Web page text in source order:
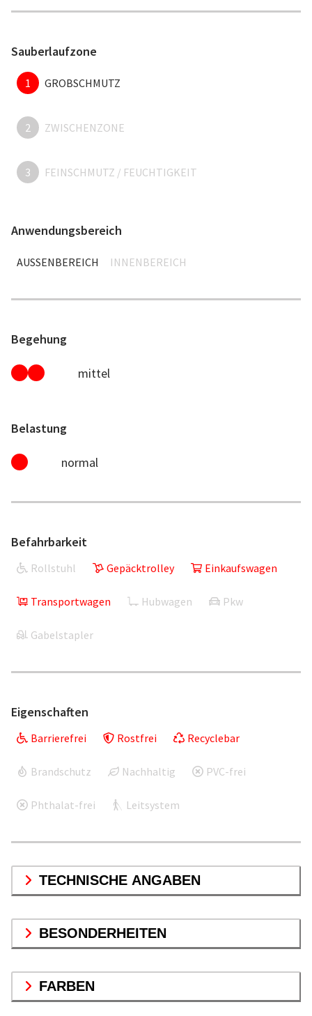
Sauberlaufzone
1 GROBSCHMUTZ
2 ZWISCHENZONE
3 FEINSCHMUTZ / FEUCHTIGKEIT
Anwendungsbereich
AUSSENBEREICH INNENBEREICH
Begehung
mittel
Belastung
normal
Befahrbarkeit
Rollstuhl Gepäcktrolley Einkaufswagen
Transportwagen Hubwagen Pkw
Gabelstapler
Eigenschaften
Barrierefrei Rostfrei Recyclebar
Brandschutz Nachhaltig PVC-frei
Phthalat-frei Leitsystem
TECHNISCHE ANGABEN
BESONDERHEITEN
FARBEN